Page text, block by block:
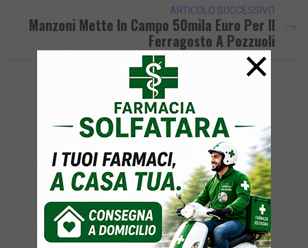
ARTICOLO SUCCESSIVO
Manzoni Mette In Campo 50mila Euro Per Il
Ferragosto A Pozzuoli
×